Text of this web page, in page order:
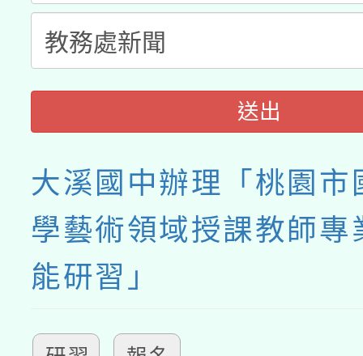
送出
大溪國中辦理「桃園市
學藝術領域授課教師專
能研習」